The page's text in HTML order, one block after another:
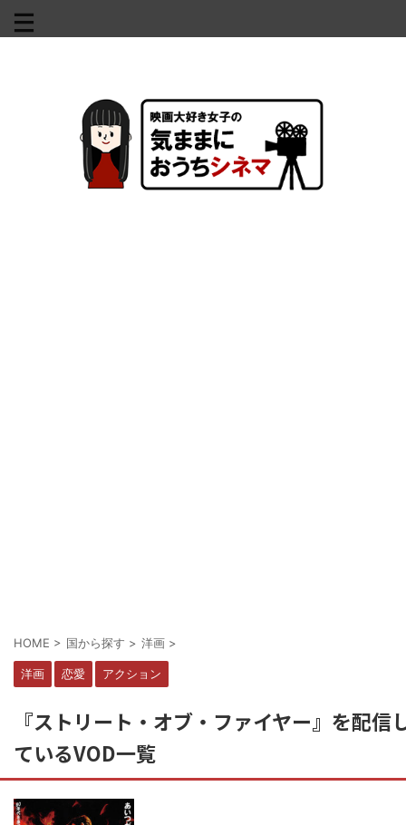
HOME > 国から探す > 洋画 >
洋画 恋愛 アクション
『ストリート・オブ・ファイヤー』を配信
ているVOD一覧